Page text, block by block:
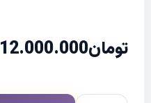
تومان12.000.000